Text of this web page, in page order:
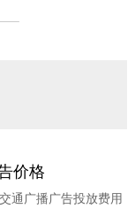
价格
通广播广告投放费用